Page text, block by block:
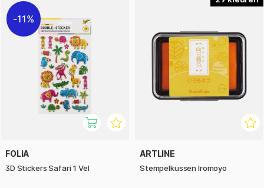
11%
FOLIA
3D Stickers Safari 1 Vel
ARTLINE
Stempelkussen Iromoyo